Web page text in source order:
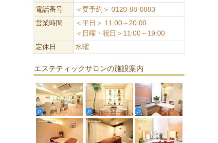
電話番号
＜要予約＞ 0120-88-0883
営業時間
＜平日＞ 11:00～20:00
＜日曜・祝日＞11:00～19:00
定休日
水曜
エステティックサロンの施設案内